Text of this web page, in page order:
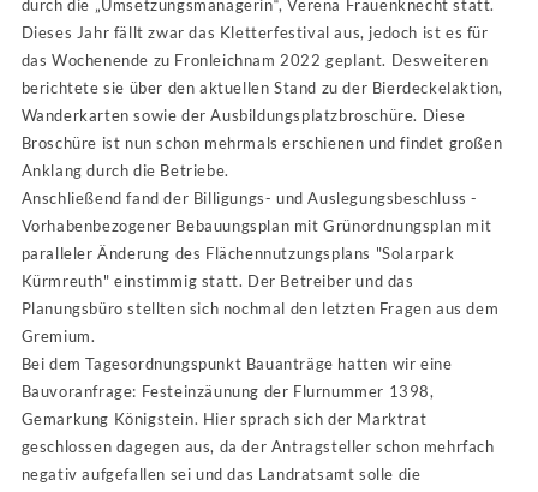
durch die „Umsetzungsmanagerin“, Verena Frauenknecht statt.
Dieses Jahr fällt zwar das Kletterfestival aus, jedoch ist es für
das Wochenende zu Fronleichnam 2022 geplant. Desweiteren
berichtete sie über den aktuellen Stand zu der Bierdeckelaktion,
Wanderkarten sowie der Ausbildungsplatzbroschüre. Diese
Broschüre ist nun schon mehrmals erschienen und findet großen
Anklang durch die Betriebe.
Anschließend fand der Billigungs- und Auslegungsbeschluss -
Vorhabenbezogener Bebauungsplan mit Grünordnungsplan mit
paralleler Änderung des Flächennutzungsplans "Solarpark
Kürmreuth" einstimmig statt. Der Betreiber und das
Planungsbüro stellten sich nochmal den letzten Fragen aus dem
Gremium.
Bei dem Tagesordnungspunkt Bauanträge hatten wir eine
Bauvoranfrage: Festeinzäunung der Flurnummer 1398,
Gemarkung Königstein. Hier sprach sich der Marktrat
geschlossen dagegen aus, da der Antragsteller schon mehrfach
negativ aufgefallen sei und das Landratsamt solle die